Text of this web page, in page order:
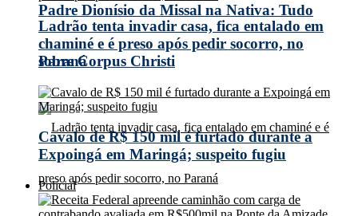
Padre Dionísio da Missal na Nativa: Tudo
sobre Corpus Christi
Ladrão tenta invadir casa, fica entalado em
chaminé e é preso após pedir socorro, no
Paraná
Cavalo de R$ 150 mil é furtado durante a
Expoingá em Maringá; suspeito fugiu
Policial